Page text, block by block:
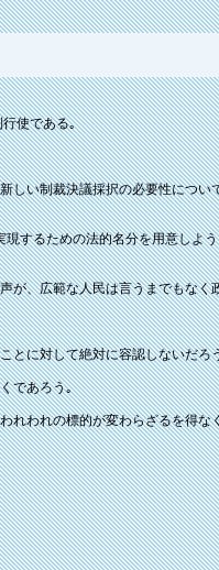
使である｡
しい制裁決議採択の必要性につ
するための法的名分を用意しよ
が、広範な人民は言うまでもなく
とに対して絶対に容認しないだろ
であろう｡
れわれの標的が変わらざるを得な